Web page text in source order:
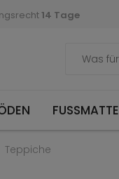
14 Tage
FUSSMATTEN
Teppiche